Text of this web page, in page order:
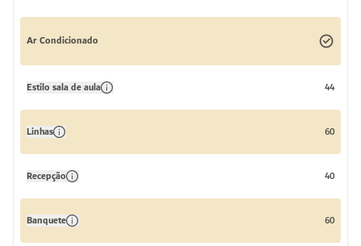
Ar Condicionado
Estilo sala de aula 44
Linhas 60
Recepção 40
Banquete 60